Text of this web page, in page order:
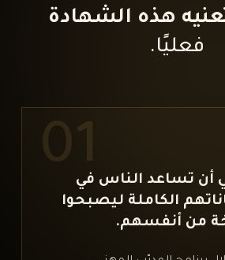
هذه الشهادة
فعليًا.
01أن تساعد الناس في
الكاملة ليصبحوا
من أنفسهم.